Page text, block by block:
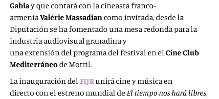
Gabiay que contará con la cineasta franco-
armeniaValérie Massadiancomo invitada, desde la
Diputación se ha fomentado una mesa redonda para la
industria audiovisual granadina y
una extensión del programa del festival en elCine Club
Mediterráneode Motril.
La inauguración delFIJRunirá cine y música en
directo con el estreno mundial de El tiempo nos hará libres,